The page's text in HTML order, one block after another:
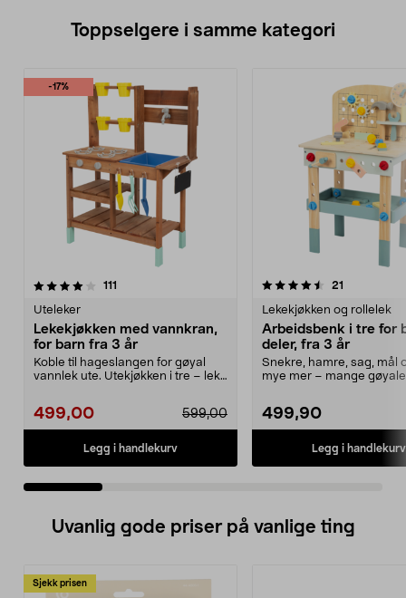
Toppselgere i samme kategori
-17%
111
Uteleker
Lekekjøkken med vannkran,
for barn fra 3 år
Koble til hageslangen for gøyal
vannlek ute. Utekjøkken i tre – lek
499,00 599,00
Legg i handlekurv
4.5 av 5 stjerner 21
Lekekjøkken og rollelek
Arbeidsbenk i tre for
deler, fra 3 år
Snekre, hamre, sag, mål
mye mer – mange
499,90
Legg i handlekurv
4.5 av 5 stjerner
Uvanlig gode priser på vanlige ting
Sjekk prisen